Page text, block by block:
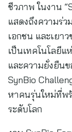
ชีวภาพ ในงาน
แสดงถึงความร่
เอกชน และเยา
เป็นเทคโนโลยี
และความยั่งยืนข
SynBio
หาคนรุ่นใหม่ที่พ
ระดับโลก